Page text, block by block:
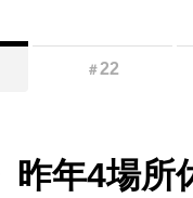
＃22
昨年4場所